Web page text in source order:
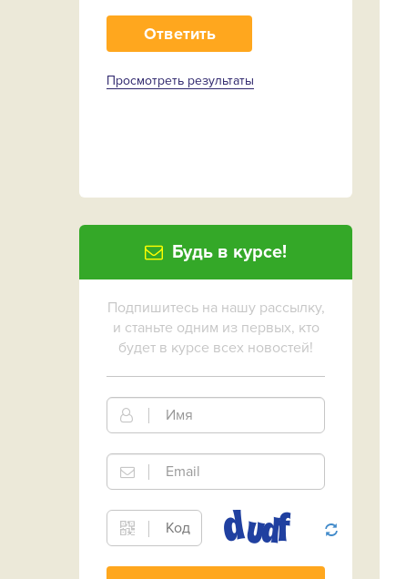
Просмотреть результаты
Будь в курсе!
Подпишитесь на нашу рассылку,
и станьте одним из первых, кто
будет в курсе всех новостей!